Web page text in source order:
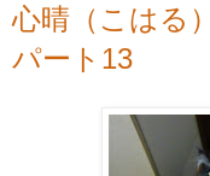
心晴（こはる
パート13